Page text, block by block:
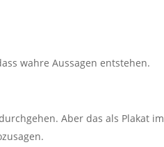
wahre Aussagen entstehen.
Aber das als Plakat im